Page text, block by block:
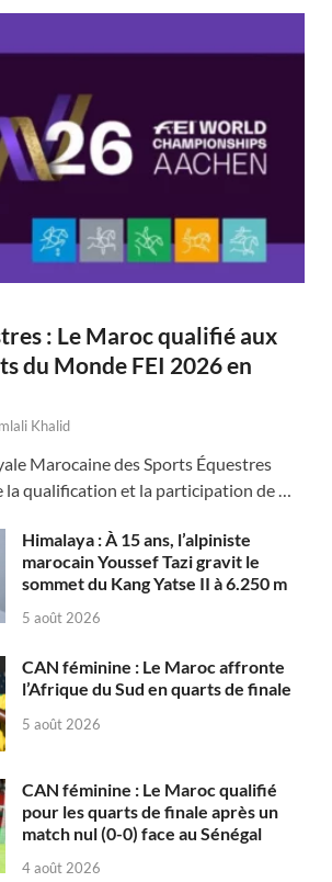
: Le Maroc qualifié aux
du Monde FEI 2026 en
Khalid
Marocaine des Sports Équestres
la qualification et la participation de …
Himalaya : À 15 ans, l’alpiniste
marocain Youssef Tazi gravit le
sommet du Kang Yatse II à 6.250 m
5 août 2026
CAN féminine : Le Maroc affronte
l’Afrique du Sud en quarts de finale
5 août 2026
CAN féminine : Le Maroc qualifié
pour les quarts de finale après un
match nul (0-0) face au Sénégal
4 août 2026